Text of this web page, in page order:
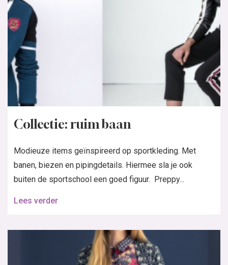
Collectie: ruim baan
Modieuze items geïnspireerd op sportkleding. Met
banen, biezen en pipingdetails. Hiermee sla je ook
buiten de sportschool een goed figuur. Preppy...
Lees verder